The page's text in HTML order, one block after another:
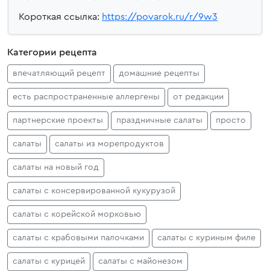
Короткая ссылка: https://povarok.ru/r/9w3
Категории рецепта
впечатляющий рецепт домашние рецепты
есть распространенные аллергены от редакции
партнерские проекты праздничные салаты просто
салаты салаты из морепродуктов
салаты на новый год
салаты с консервированной кукурузой
салаты с корейской морковью
салаты с крабовыми палочками салаты с куриным филе
салаты с курицей салаты с майонезом